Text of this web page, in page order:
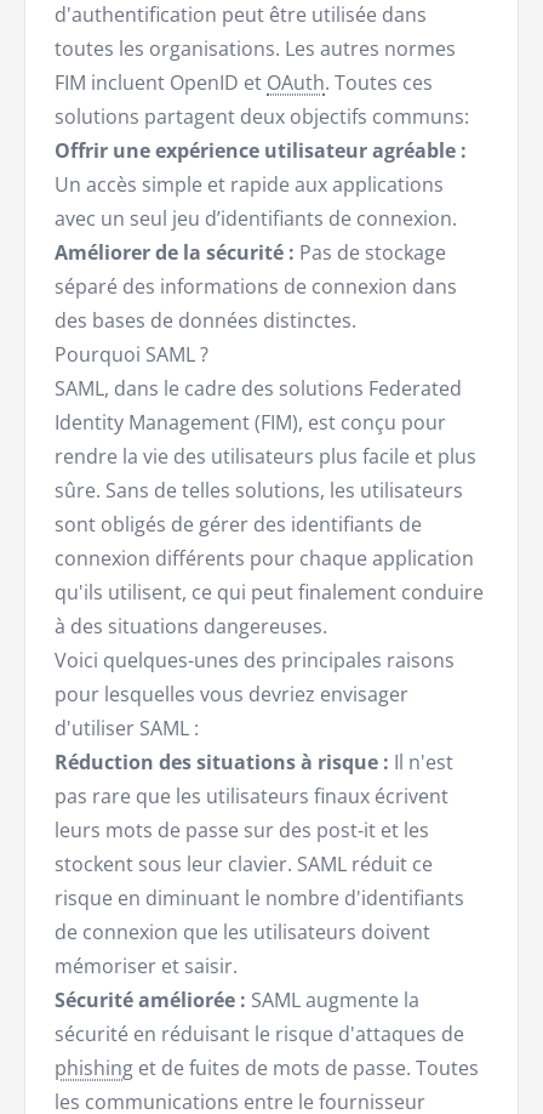
d'authentification peut être utilisée dans
toutes les organisations. Les autres normes
FIM incluent OpenID et OAuth. Toutes ces
solutions partagent deux objectifs communs:
Offrir une expérience utilisateur agréable :
Un accès simple et rapide aux applications
avec un seul jeu d’identifiants de connexion.
Améliorer de la sécurité : Pas de stockage
séparé des informations de connexion dans
des bases de données distinctes.
Pourquoi SAML ?
SAML, dans le cadre des solutions Federated
Identity Management (FIM), est conçu pour
rendre la vie des utilisateurs plus facile et plus
sûre. Sans de telles solutions, les utilisateurs
sont obligés de gérer des identifiants de
connexion différents pour chaque application
qu'ils utilisent, ce qui peut finalement conduire
à des situations dangereuses.
Voici quelques-unes des principales raisons
pour lesquelles vous devriez envisager
d'utiliser SAML :
Réduction des situations à risque : Il n'est
pas rare que les utilisateurs finaux écrivent
leurs mots de passe sur des post-it et les
stockent sous leur clavier. SAML réduit ce
risque en diminuant le nombre d'identifiants
de connexion que les utilisateurs doivent
mémoriser et saisir.
Sécurité améliorée : SAML augmente la
sécurité en réduisant le risque d'attaques de
phishing et de fuites de mots de passe. Toutes
les communications entre le fournisseur